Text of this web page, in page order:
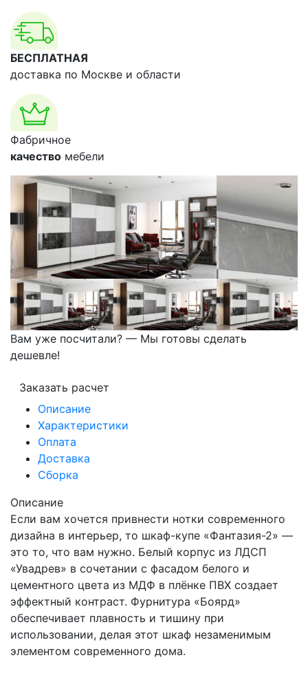
БЕСПЛАТНАЯ
доставка по Москве и области
Фабричное
качество мебели
Вам уже посчитали? — Мы готовы сделать
дешевле!
Заказать расчет
Описание
Характеристики
Оплата
Доставка
Сборка
Описание
Если вам хочется привнести нотки современного
дизайна в интерьер, то шкаф-купе «Фантазия-2» —
это то, что вам нужно. Белый корпус из ЛДСП
«Увадрев» в сочетании с фасадом белого и
цементного цвета из МДФ в плёнке ПВХ создает
эффектный контраст. Фурнитура «Боярд»
обеспечивает плавность и тишину при
использовании, делая этот шкаф незаменимым
элементом современного дома.